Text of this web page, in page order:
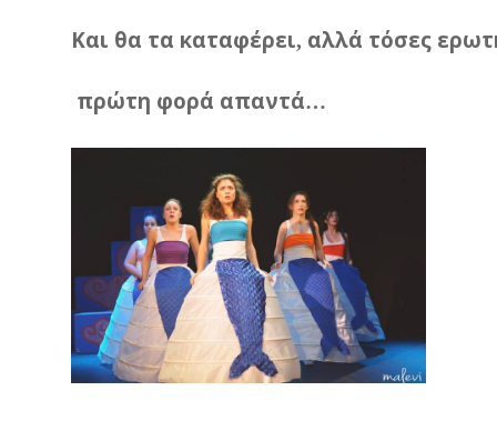
Και θα τα καταφέρει, αλλά τόσες
πρώτη φορά απαντά…